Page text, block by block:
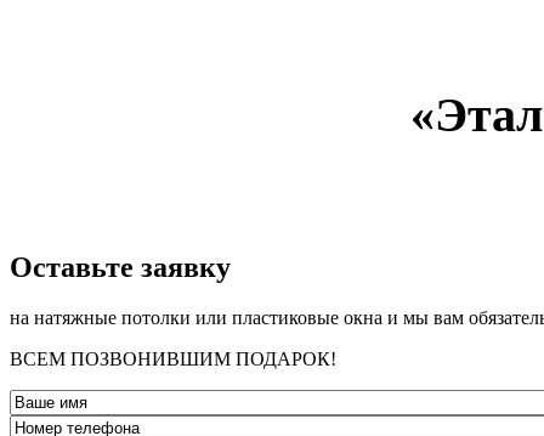
­Оставьте заявку
на натяжные потолки или пластиковые окна и мы вам
ВСЕМ ПОЗВОНИВШИМ ПОДАРОК!